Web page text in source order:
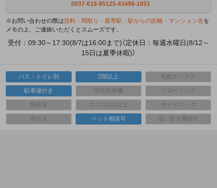
0037-619-85125-43498-1051
※お問い合わせの際は賃料・間取り・最寄駅・駅からの距離・マンション名 を
メモの上、ご連絡いただくとスムーズです。
受付：09:30～17:30(8/7は16:00まで)（定休日：毎週水曜日(8/12～
15日は夏季休暇)）
バス・トイレ別 2階以上 宅配ボックス
駐車場付き 浴室乾燥機 フローリング
角部屋 コンロ2口以上 オートロック
南向き ペット相談可 追い焚き機能付